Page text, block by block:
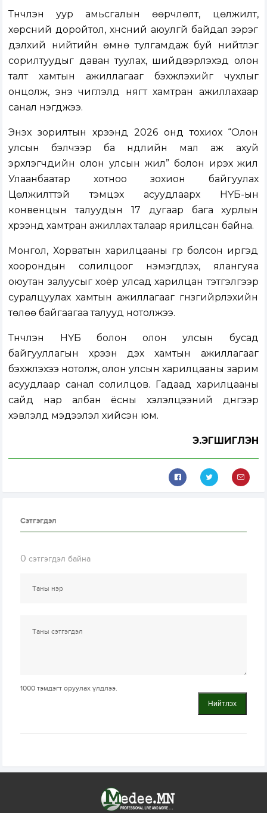
Түүнчлэн уур амьсгалын өөрчлөлт, цөлжилт,
хөрсний доройтол, хүнсний аюулгүй байдал зэрэг
дэлхий нийтийн өмнө тулгамдаж буй нийтлэг
сорилтуудыг даван туулах, шийдвэрлэхэд олон
талт хамтын ажиллагааг бэхжүүлэхийг чухлыг
онцолж, энэ чиглэлд нягт хамтран ажиллахаар
санал нэгджээ.
Энэхүү зорилтын хүрээнд 2026 онд тохиох “Олон
улсын бэлчээр ба нүүдлийн мал аж ахуй
эрхлэгчдийн олон улсын жил” болон ирэх жил
Улаанбаатар хотноо зохион байгуулах
Цөлжилттэй тэмцэх асуудлаарх НҮБ-ын
конвенцын талуудын 17 дугаар бага хурлын
хүрээнд хамтран ажиллах талаар ярилцсан байна.
Монгол, Хорватын харилцааны гүүр болсон иргэд
хоорондын солилцоог нэмэгдүүлэх, ялангуяа
оюутан залуусыг хоёр улсад харилцан тэтгэлгээр
суралцуулах хамтын ажиллагааг гүнзгийрүүлэхийн
төлөө байгаагаа талууд нотолжээ.
Түүнчлэн НҮБ болон олон улсын бусад
байгууллагын хүрээн дэх хамтын ажиллагааг
бэхжүүлэхээ нотолж, олон улсын харилцааны зарим
асуудлаар санал солилцов. Гадаад харилцааны
сайд нар албан ёсны хэлэлцээний дүнгээр
хэвлэлд мэдээлэл хийсэн юм.
Э.ЭГШИГЛЭН
Сэтгэгдэл
0 сэтгэгдэл байна
1000 тэмдэгт оруулах үлдлээ.
Нийтлэх